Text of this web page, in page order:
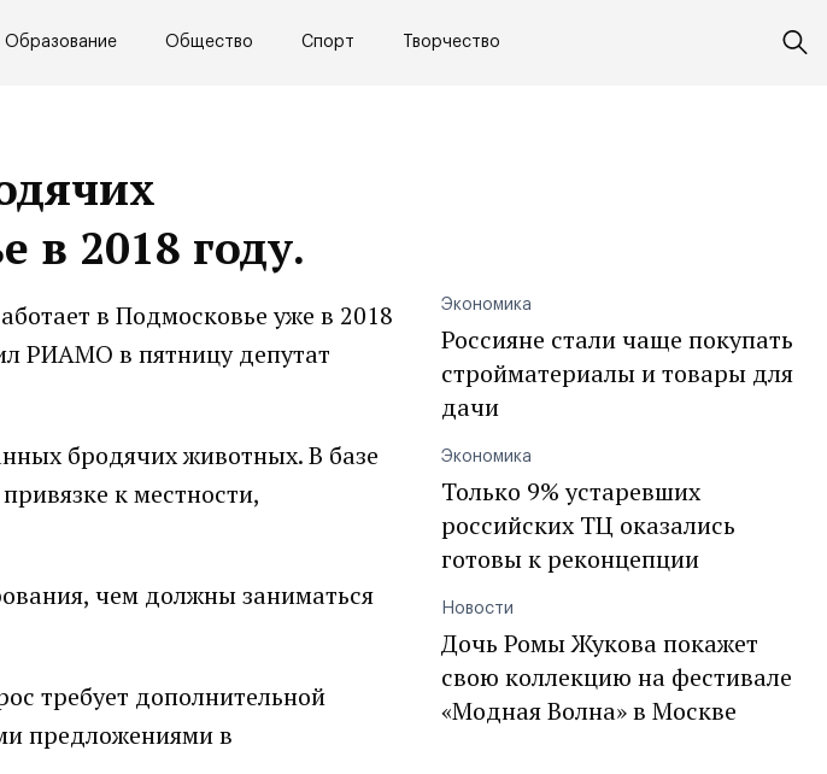
Образование Общество Спорт Творчество
в 2018 году.
в Подмосковье уже в 2018
РИАМО в пятницу депутат
бродячих животных. В базе
к местности,
чем должны заниматься
требует дополнительной
предложениями в
Экономика
Россияне стали чаще покупать
стройматериалы и товары для
дачи
Экономика
Только 9% устаревших
российских ТЦ оказались
готовы к реконцепции
Новости
Дочь Ромы Жукова покажет
свою коллекцию на фестивале
«Модная Волна» в Москве